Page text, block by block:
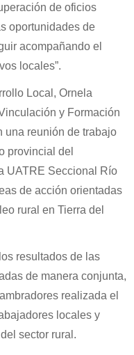
de oficios
oportunidades de
acompañando el
locales”.
Local, Ornela
y Formación
una reunión de trabajo
provincial del
UATRE Seccional Río
de acción orientadas
rural en Tierra del
resultados de las
de manera conjunta,
realizada el
locales y
sector rural.